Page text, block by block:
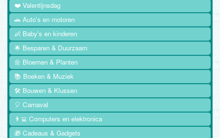
❤️ Valentijnsdag
🚗 Auto's en motoren
👶 Baby's en kinderen
🌟 Besparen & Duurzaam
🌼 Bloemen & Planten
📚 Boeken & Muziek
🛠️ Bouwen & Klussen
🎈 Carnaval
👨‍💻 Computers en elektronica
🎁 Cadeaus & Gadgets